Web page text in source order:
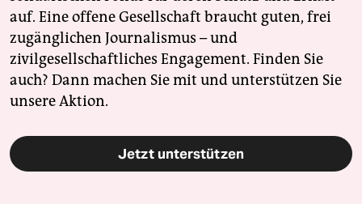
auf. Eine offene Gesellschaft braucht guten, frei
zugänglichen Journalismus – und
zivilgesellschaftliches Engagement. Finden Sie
auch? Dann machen Sie mit und unterstützen Sie
unsere Aktion.
Jetzt unterstützen